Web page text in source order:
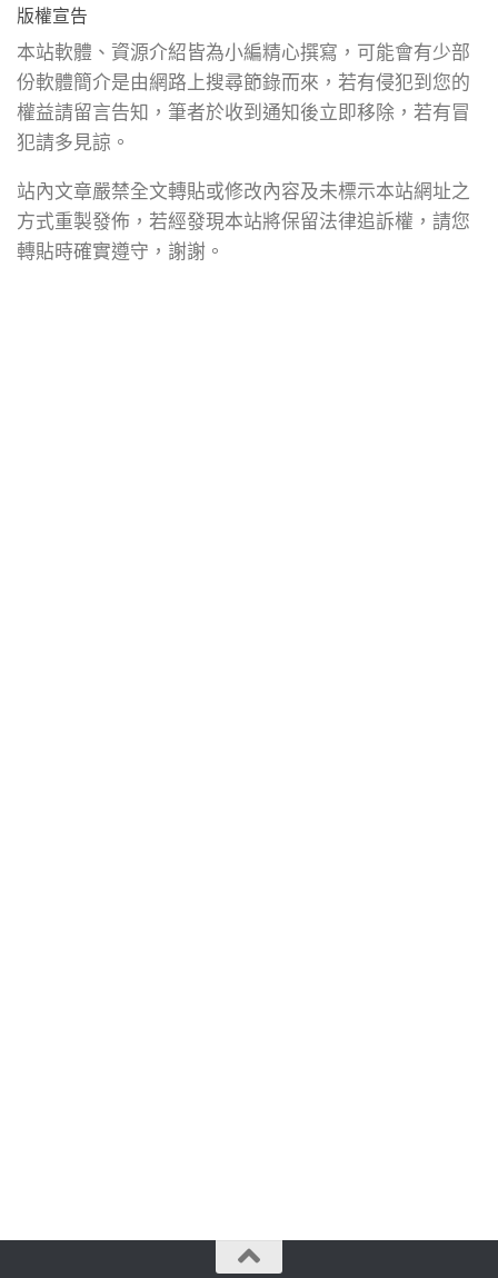
版權宣告
本站軟體、資源介紹皆為小編精心撰寫，可能會有少部
份軟體簡介是由網路上搜尋節錄而來，若有侵犯到您的
權益請留言告知，筆者於收到通知後立即移除，若有冒
犯請多見諒。
站內文章嚴禁全文轉貼或修改內容及未標示本站網址之
方式重製發佈，若經發現本站將保留法律追訴權，請您
轉貼時確實遵守，謝謝。